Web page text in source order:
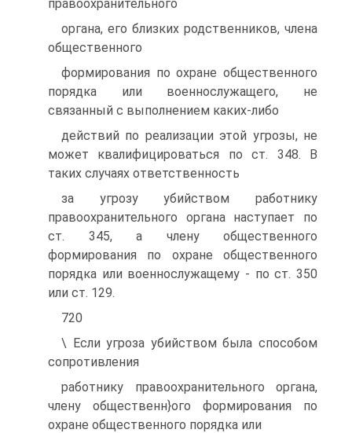
правоохранительного
органа, его близких родственников, члена
общественного
формирования по охране общественного
порядка или военнослужащего, не
связанный с выполнением каких-либо
действий по реализации этой угрозы, не
может квалифицироваться по ст. 348. В
таких случаях ответственность
за угрозу убийством работнику
правоохранительного органа наступает по
ст. 345, а члену общественного
формирования по охране общественного
порядка или военнослужащему - по ст. 350
или ст. 129.
720
\ Если угроза убийством была способом
сопротивления
работнику правоохранительного органа,
члену общественн}ого формирования по
охране общественного порядка или